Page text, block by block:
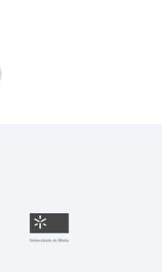
Fundação para a